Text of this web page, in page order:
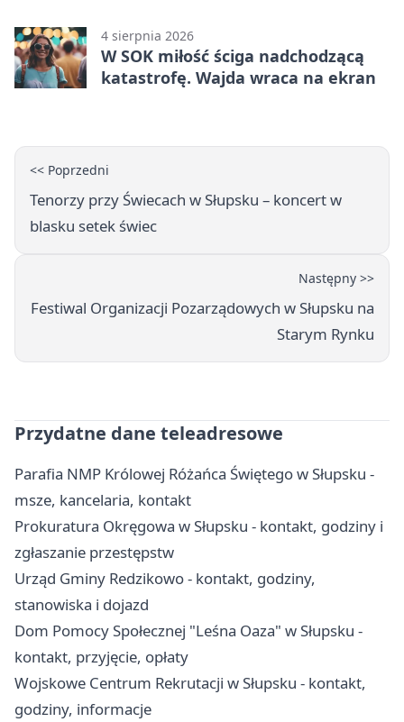
4 sierpnia 2026
W SOK miłość ściga nadchodzącą
katastrofę. Wajda wraca na ekran
<< Poprzedni
Tenorzy przy Świecach w Słupsku – koncert w
blasku setek świec
Następny >>
Festiwal Organizacji Pozarządowych w Słupsku na
Starym Rynku
Przydatne dane teleadresowe
Parafia NMP Królowej Różańca Świętego w Słupsku -
msze, kancelaria, kontakt
Prokuratura Okręgowa w Słupsku - kontakt, godziny i
zgłaszanie przestępstw
Urząd Gminy Redzikowo - kontakt, godziny,
stanowiska i dojazd
Dom Pomocy Społecznej "Leśna Oaza" w Słupsku -
kontakt, przyjęcie, opłaty
Wojskowe Centrum Rekrutacji w Słupsku - kontakt,
godziny, informacje